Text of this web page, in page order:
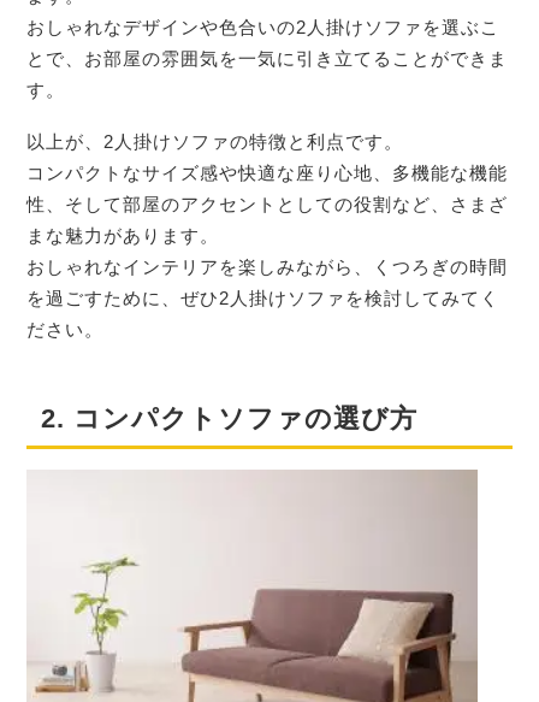
おしゃれなデザインや色合いの2人掛けソファを選ぶこ
とで、お部屋の雰囲気を一気に引き立てることができま
す。
以上が、2人掛けソファの特徴と利点です。
コンパクトなサイズ感や快適な座り心地、多機能な機能
性、そして部屋のアクセントとしての役割など、さまざ
まな魅力があります。
おしゃれなインテリアを楽しみながら、くつろぎの時間
を過ごすために、ぜひ2人掛けソファを検討してみてく
ださい。
2. コンパクトソファの選び方